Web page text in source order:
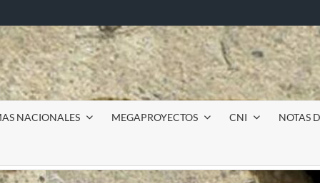
NACIONALES MEGAPROYECTOS CNI NOTAS